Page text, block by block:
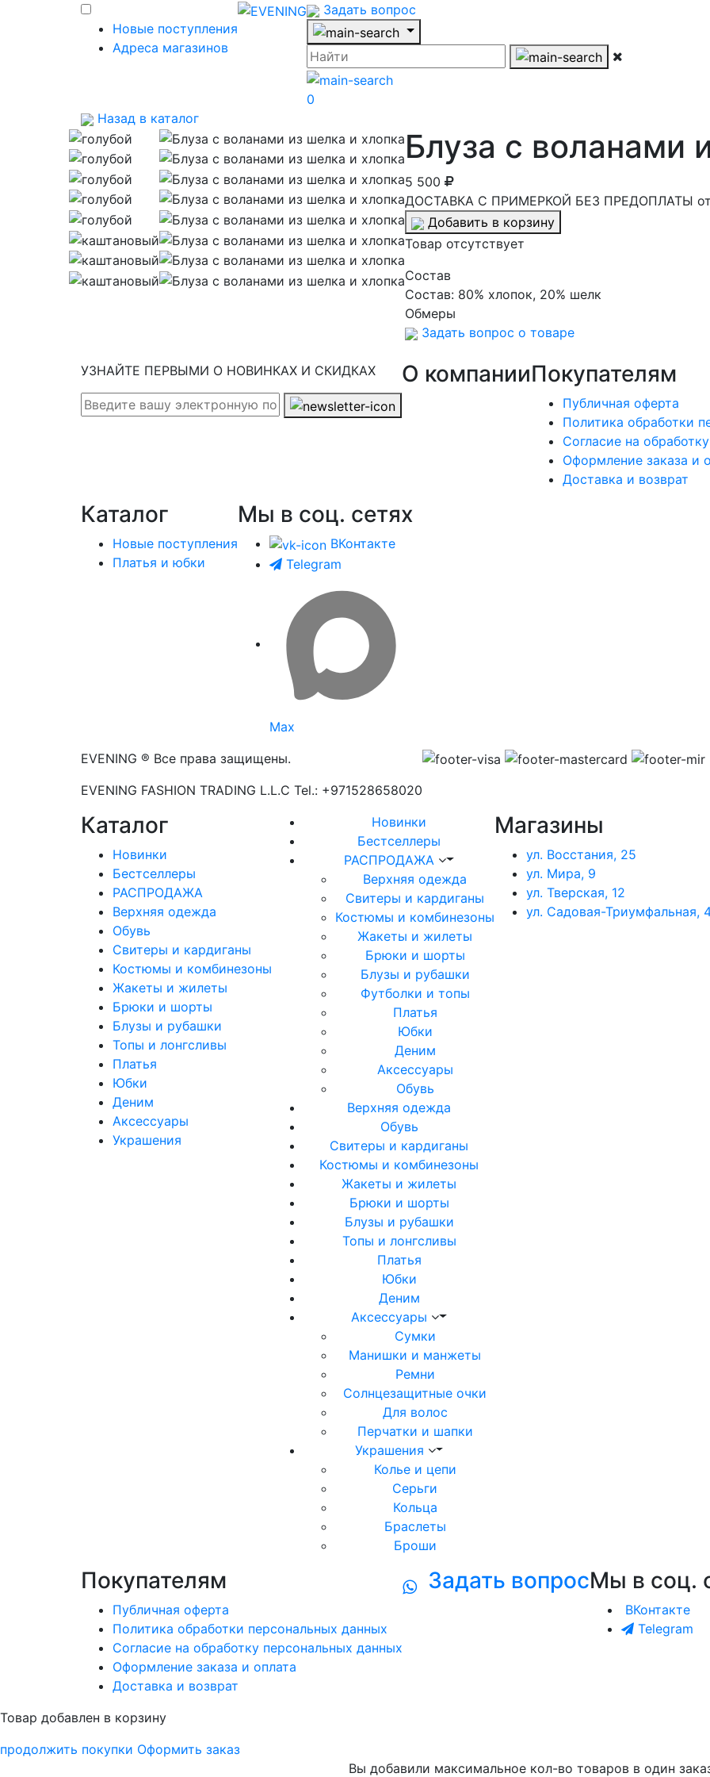
Новые поступления
Адреса магазинов
Задать вопрос
0
Назад в каталог
Блуза с воланами
5 500
ДОСТАВКА С ПРИМЕРКОЙ БЕЗ ПРЕДОПЛАТЫ от
Добавить в корзину
Товар отсутствует
Cостав
Состав: 80% хлопок, 20% шелк
Обмеры
Задать вопрос о товаре
УЗНАЙТЕ ПЕРВЫМИ О НОВИНКАХ И СКИДКАХ О компанииПокупателям
Публичная оферта
Политика обработки
Согласие на
Оформление заказа и
Доставка и возврат
Каталог
Новые поступления
Платья и юбки
Мы в соц. сетях
ВКонтакте
Telegram
Max
EVENING ® Все права защищены.
EVENING FASHION TRADING L.L.C Tel.: +971528658020
Каталог
Новинки
Бестселлеры
РАСПРОДАЖА
Верхняя одежда
Обувь
Свитеры и кардиганы
Костюмы и комбинезоны
Жакеты и жилеты
Брюки и шорты
Блузы и рубашки
Топы и лонгсливы
Платья
Юбки
Деним
Аксессуары
Украшения
Новинки
Бестселлеры
РАСПРОДАЖА
Верхняя одежда
Свитеры и кардиганы
Костюмы и комбинезоны
Жакеты и жилеты
Брюки и шорты
Блузы и рубашки
Футболки и топы
Платья
Юбки
Деним
Аксессуары
Обувь
Верхняя одежда
Обувь
Свитеры и кардиганы
Костюмы и комбинезоны
Жакеты и жилеты
Брюки и шорты
Блузы и рубашки
Топы и лонгсливы
Платья
Юбки
Деним
Аксессуары
Сумки
Манишки и манжеты
Ремни
Солнцезащитные очки
Для волос
Перчатки и шапки
Украшения
Колье и цепи
Серьги
Кольца
Браслеты
Броши
Магазины
ул. Восстания, 25
ул. Мира, 9
ул. Тверская, 12
ул. Садовая-Триумфальная,
Покупателям
Публичная оферта
Политика обработки персональных данных
Согласие на обработку персональных данных
Оформление заказа и оплата
Доставка и возврат
Задать вопросМы в соц.
ВКонтакте
Telegram
Товар добавлен в корзину
продолжить покупки Оформить заказ
Вы добавили максимальное кол-во товаров в один